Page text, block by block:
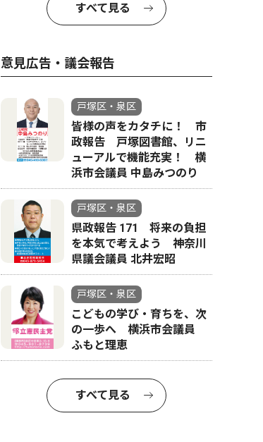
すべて見る
意見広告・議会報告
戸塚区・泉区
皆様の声をカタチに！ 市
政報告 戸塚図書館、リニ
ューアルで機能充実！ 横
浜市会議員 中島みつのり
戸塚区・泉区
県政報告 171 将来の負担
を本気で考えよう 神奈川
県議会議員 北井宏昭
戸塚区・泉区
こどもの学び・育ちを、次
の一歩へ 横浜市会議員
ふもと理恵
すべて見る